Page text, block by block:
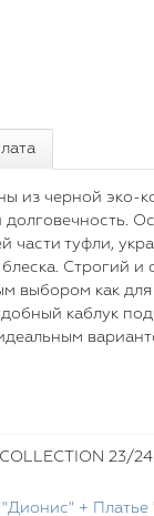
из черной эко-
части туфли,
Строгий
выбором как
каблук
23/24
+ Платье